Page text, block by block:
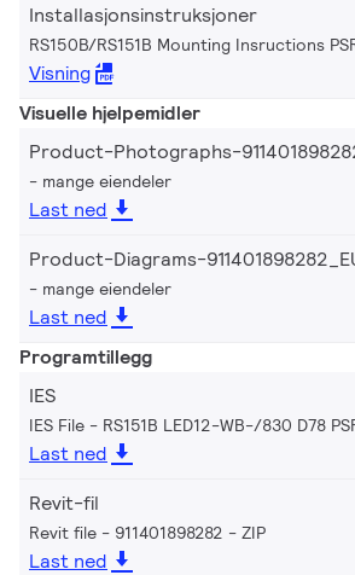
Installasjonsinstruksjoner
RS150B/RS151B Mounting Insructions
Visning
Visuelle hjelpemidler
Product-Photographs-
mange eiendeler
Last ned
Product-Diagrams-
mange eiendeler
Last ned
Programtillegg
IES
IES File - RS151B LED12-WB-/830 D78
Last ned
Revit-fil
Revit file - 911401898282 ZIP
Last ned